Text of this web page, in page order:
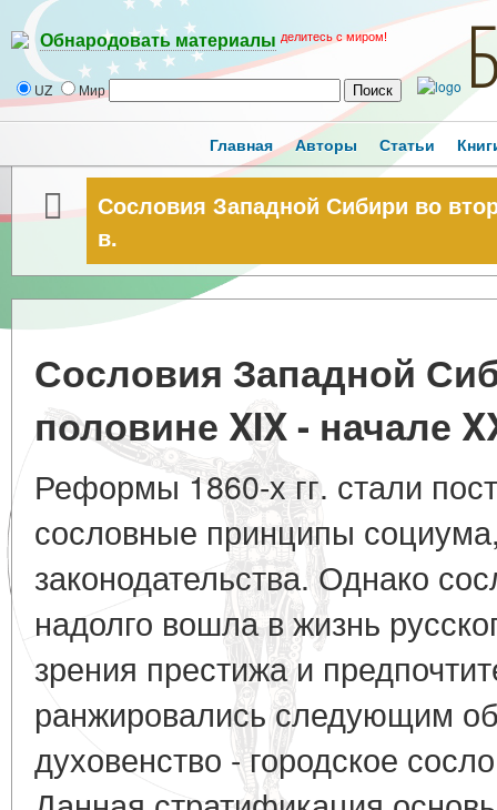
Обнародовать материалы делитесь с миром!
UZ Мир
Главная Авторы Статьи
Сословия Западной Сибири во
в.
Сословия Западной
половине XIX - начале
Реформы 1860-х гг. стали
сословные принципы
законодательства. Однако
надолго вошла в жизнь
зрения престижа и
ранжировались следующим
духовенство - городское